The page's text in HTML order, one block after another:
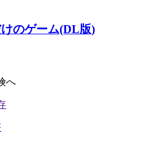
のゲーム(DL版)
へ